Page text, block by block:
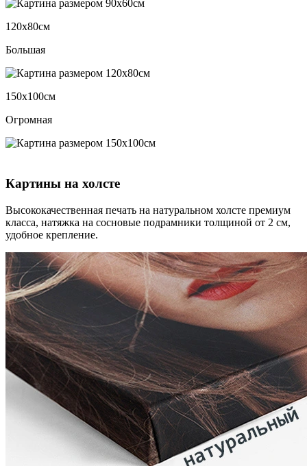
120х80см
Большая
150х100см
Огромная
Картины на холсте
Высококачественная печать на натуральном холсте премиум
класса, натяжка на сосновые подрамники толщиной от 2 см,
удобное крепление.